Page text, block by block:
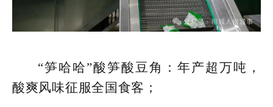
“笋哈哈”酸笋酸豆角：年产超万吨，
酸爽风味征服全国食客；